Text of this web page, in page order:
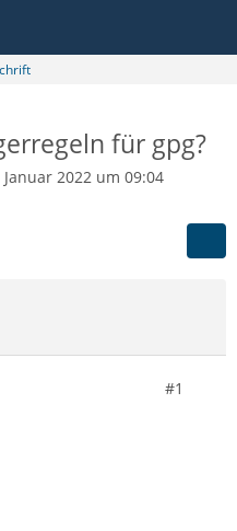
für gpg?
Januar 2022 um 09:04
#1